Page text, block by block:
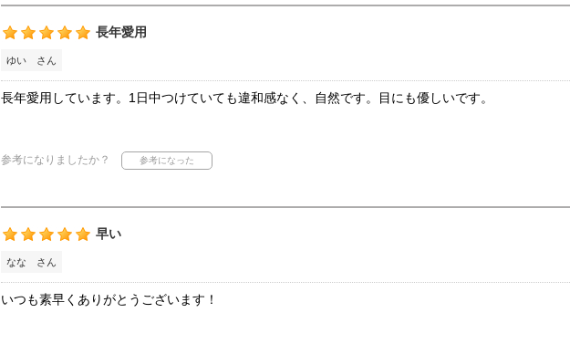
長年愛用
ゆい さん
長年愛用しています。1日中つけていても違和感なく、自然です。目にも優しいです。
参考になりましたか？
早い
なな さん
いつも素早くありがとうございます！